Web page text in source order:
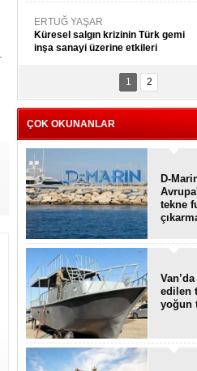
ERTUĞ YAŞAR
Küresel salgın krizinin Türk gemi
inşa sanayi üzerine etkileri
Kpt. MESUT AZMİ GÖKSOY
ithafen...
1 2
ÇOK OKUNANLAR
D-
tekne
edilen
yoğun